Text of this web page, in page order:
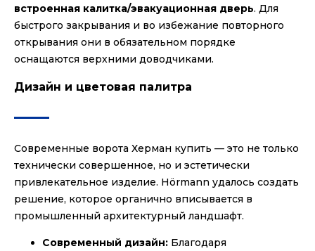
встроенная калитка/эвакуационная дверь. Для
быстрого закрывания и во избежание повторного
открывания они в обязательном порядке
оснащаются верхними доводчиками.
Дизайн и цветовая палитра
Современные ворота Херман купить — это не только
технически совершенное, но и эстетически
привлекательное изделие. Hörmann удалось создать
решение, которое органично вписывается в
промышленный архитектурный ландшафт.
Современный дизайн: Благодаря